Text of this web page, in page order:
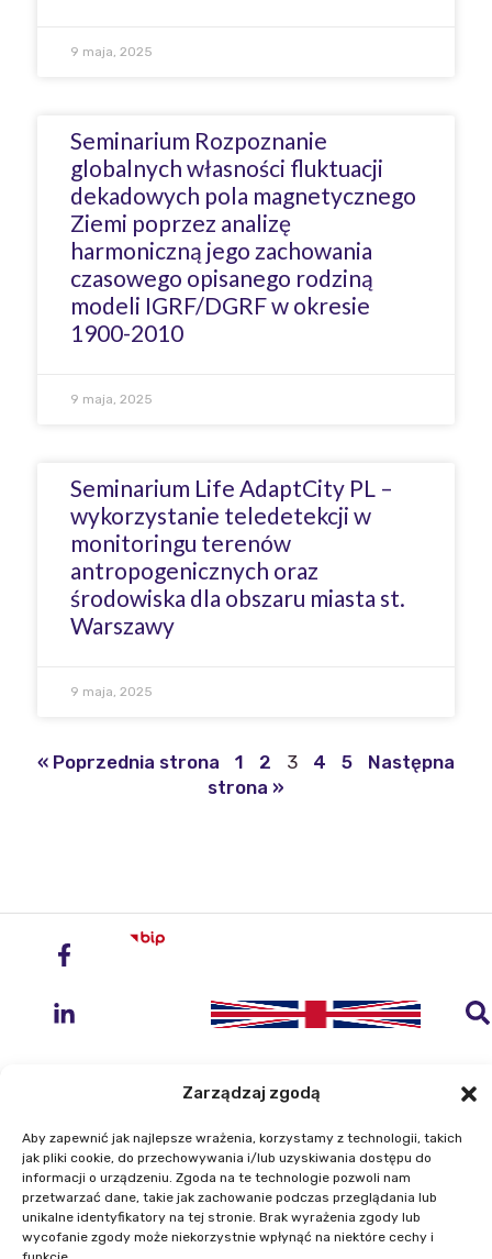
Zarządzaj zgodą
Aby zapewnić jak najlepsze wrażenia, korzystamy z technologii, takich
jak pliki cookie, do przechowywania i/lub uzyskiwania dostępu do
informacji o urządzeniu. Zgoda na te technologie pozwoli nam
przetwarzać dane, takie jak zachowanie podczas przeglądania lub
unikalne identyfikatory na tej stronie. Brak wyrażenia zgody lub
wycofanie zgody może niekorzystnie wpłynąć na niektóre cechy i
9 maja, 2025
Seminarium Rozpoznanie
globalnych własności fluktuacji
dekadowych pola magnetycznego
Ziemi poprzez analizę
harmoniczną jego zachowania
czasowego opisanego rodziną
modeli IGRF/DGRF w okresie
1900-2010
9 maja, 2025
Seminarium Life AdaptCity PL –
wykorzystanie teledetekcji w
monitoringu terenów
antropogenicznych oraz
środowiska dla obszaru miasta st.
Warszawy
9 maja, 2025
« Poprzednia strona 1 2 3 4 5
Następna
strona »
Instytut Geodezji i Kartografii
ul. Zygmunta Modzelewskiego 27
02-679 Warszawa